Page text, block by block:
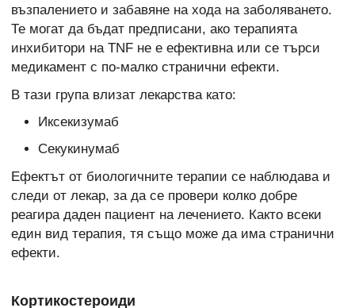
възпалението и забавяне на хода на заболяването.
Те могат да бъдат предписани, ако терапията
инхибитори на TNF не е ефективна или се търси
медикамент с по-малко странични ефекти.
В тази група влизат лекарства като:
Иксекизумаб
Секукинумаб
Ефектът от биологичните терапии се наблюдава и
следи от лекар, за да се провери колко добре
реагира даден пациент на лечението. Както всеки
един вид терапия, тя също може да има странични
ефекти.
Кортикостероиди